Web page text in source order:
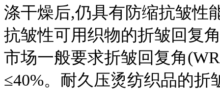
涤干燥后,仍具有防缩抗皱性
抗皱性可用织物的折皱回复
市场一般要求折皱回复角
≤40%。耐久压烫纺织品的折